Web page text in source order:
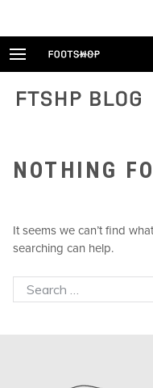
FTSHP blog
NOTHING
It seems we can’t find
searching can help.
Search
for: